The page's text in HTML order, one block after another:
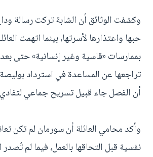
وكشفت الوثائق أن الشابة تركت رسالة
حبها واعتذارها لأسرتها، بينما اتهمت
بممارسات «قاسية وغير إنسانية» حتى بعد
تراجعها عن المساعدة في استرداد
أن الفصل جاء قبيل تسريح جماعي
وأكد محامي العائلة أن سورمان لم تكن
نفسية قبل التحاقها بالعمل، فيما لم